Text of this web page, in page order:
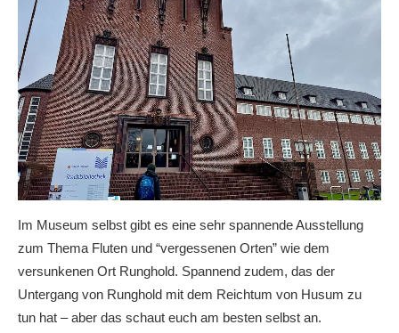
Im Museum selbst gibt es eine sehr spannende Ausstellung
zum Thema Fluten und “vergessenen Orten” wie dem
versunkenen Ort Runghold. Spannend zudem, das der
Untergang von Runghold mit dem Reichtum von Husum zu
tun hat – aber das schaut euch am besten selbst an.